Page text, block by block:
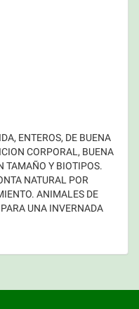
ENTEROS, DE BUENA
CORPORAL, BUENA
TAMAÑO Y BIOTIPOS.
NATURAL POR
ANIMALES DE
UNA INVERNADA